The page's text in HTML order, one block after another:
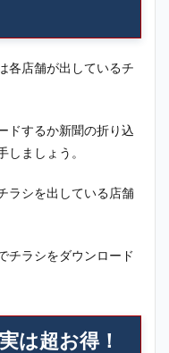
各店舗が出しているチ
ドするか新聞の折り込
ましょう。
ラシを出している店舗
チラシをダウンロード
実は超お得！